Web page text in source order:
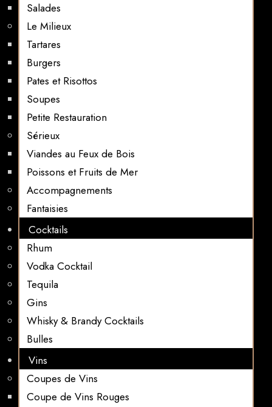
Salades
Le Milieux
Tartares
Burgers
Pates et Risottos
Soupes
Petite Restauration
Sérieux
Viandes au Feux de Bois
Poissons et Fruits de Mer
Accompagnements
Fantaisies
Cocktails
Rhum
Vodka Cocktail
Tequila
Gins
Whisky & Brandy Cocktails
Bulles
Vins
Coupes de Vins
Coupe de Vins Rouges